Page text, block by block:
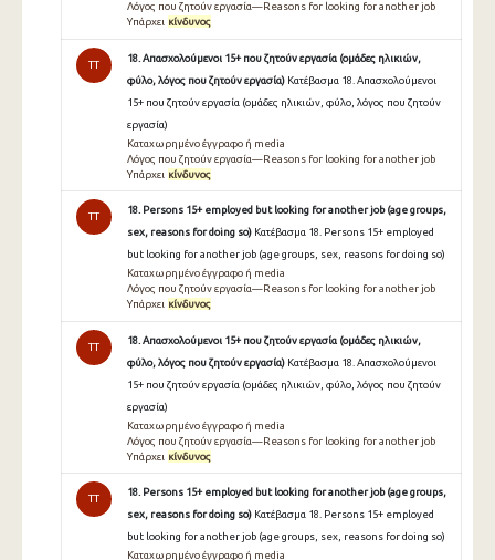
Λόγος που ζητούν εργασία—Reasons for looking for another job
Υπάρχει κίνδυνος
TT
18. Απασχολούμενοι 15+ που ζητούν εργασία (ομάδες ηλικιών,
φύλο, λόγος που ζητούν εργασία) Κατέβασμα 18. Απασχολούμενοι
15+ που ζητούν εργασία (ομάδες ηλικιών, φύλο, λόγος που ζητούν
εργασία)
Καταχωρημένο έγγραφο ή media
Λόγος που ζητούν εργασία—Reasons for looking for another job
Υπάρχει κίνδυνος
TT
18. Persons 15+ employed but looking for another job (age groups,
sex, reasons for doing so) Κατέβασμα 18. Persons 15+ employed
but looking for another job (age groups, sex, reasons for doing so)
Καταχωρημένο έγγραφο ή media
Λόγος που ζητούν εργασία—Reasons for looking for another job
Υπάρχει κίνδυνος
TT
18. Απασχολούμενοι 15+ που ζητούν εργασία (ομάδες ηλικιών,
φύλο, λόγος που ζητούν εργασία) Κατέβασμα 18. Απασχολούμενοι
15+ που ζητούν εργασία (ομάδες ηλικιών, φύλο, λόγος που ζητούν
εργασία)
Καταχωρημένο έγγραφο ή media
Λόγος που ζητούν εργασία—Reasons for looking for another job
Υπάρχει κίνδυνος
TT
18. Persons 15+ employed but looking for another job (age groups,
sex, reasons for doing so) Κατέβασμα 18. Persons 15+ employed
but looking for another job (age groups, sex, reasons for doing so)
Καταχωρημένο έγγραφο ή media